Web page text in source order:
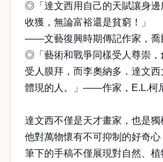
◎「達文西用自己的天賦讓身邊
收獲，無論富裕還是貧窮！」
——文藝復興時期傳記作家，喬
◎「藝術和戰爭同樣受人尊崇，
受人膜拜，而李奧納多．達文
體現的人。」——作家，E.L.柯
達文西不僅是天才畫家，也是獨
他對萬物懷有不可抑制的好奇心
筆下的手稿不僅展現對自然、